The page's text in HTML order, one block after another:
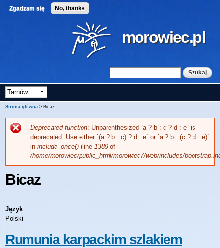
Zgadzam się No, thanksPrzejdź
do
treści
morowiec.pl
Formularz wyszukiwania
Strona główna > Bicaz
Komunikat o błędzie
Deprecated function: Unparenthesized `a ? b : c ? d : e` is
deprecated. Use either `(a ? b : c) ? d : e` or `a ? b : (c ? d : e)`
in include_once() (line 1389 of
/home/morowiec/public_html/morowiec7/web/includes/
Bicaz
Język
Polski
Rumunia karpackim szlakiem